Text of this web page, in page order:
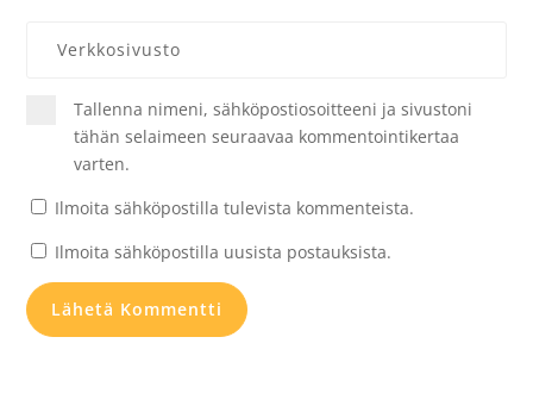
Tallenna nimeni, sähköpostiosoitteeni ja sivustoni
tähän selaimeen seuraavaa kommentointikertaa
varten.
Ilmoita sähköpostilla tulevista kommenteista.
Ilmoita sähköpostilla uusista postauksista.